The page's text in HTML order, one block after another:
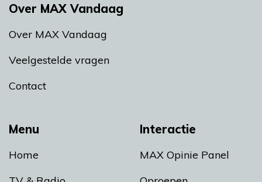
Menu
Home
Interactie
MAX Opinie Panel
Over MAX Vandaag
Over MAX Vandaag
Veelgestelde vragen
Contact